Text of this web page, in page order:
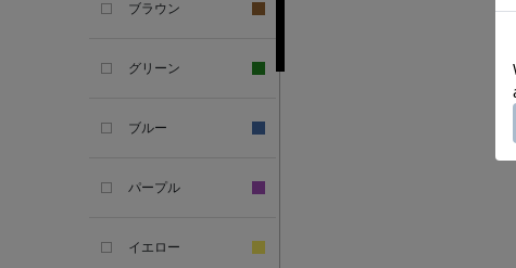
ブラウン
グリーン
ブルー
パープル
イエロー